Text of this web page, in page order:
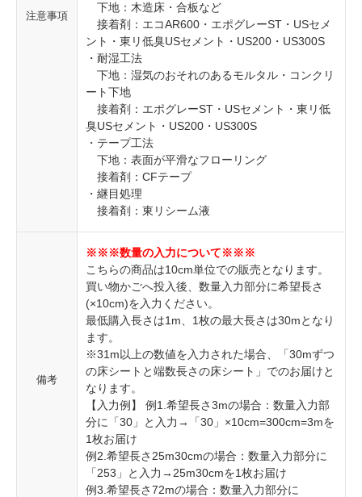
注意事項
下地：木造床・合板など
接着剤：エコAR600・エポグレーST・USセメ
ント・東リ低臭USセメント・US200・US300S
・耐湿工法
下地：湿気のおそれのあるモルタル・コンクリ
ート下地
接着剤：エポグレーST・USセメント・東リ低
臭USセメント・US200・US300S
・テープ工法
下地：表面が平滑なフローリング
接着剤：CFテープ
・継目処理
接着剤：東リシーム液
備考
※※※数量の入力について※※※
こちらの商品は10cm単位での販売となります。
買い物かごへ投入後、数量入力部分に希望長さ
(×10cm)を入力ください。
最低購入長さは1m、1枚の最大長さは30mとなり
ます。
※31m以上の数値を入力された場合、「30mずつ
の床シートと端数長さの床シート」でのお届けと
なります。
【入力例】 例1.希望長さ3mの場合：数量入力部
分に「30」と入力→「30」×10cm=300cm=3mを
1枚お届け
例2.希望長さ25m30cmの場合：数量入力部分に
「253」と入力→25m30cmを1枚お届け
例3.希望長さ72mの場合：数量入力部分に